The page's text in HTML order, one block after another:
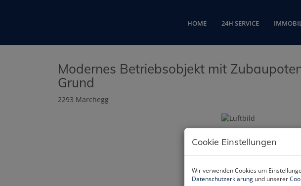
HOME 24H SERVICE
Modernes Betriebsobjekt mit
Grund
2293 Marchegg
Cookie Einstellungen
Wir verwenden Cookies um
Datenschutzerklärung und unserer